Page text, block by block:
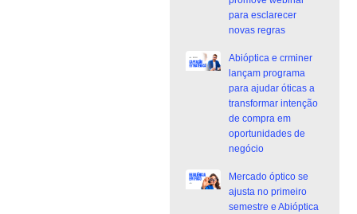
para esclarecer
novas regras
Abióptica e crminer
lançam programa
para ajudar óticas a
transformar intenção
de compra em
oportunidades de
negócio
Mercado óptico se
ajusta no primeiro
semestre e Abióptica